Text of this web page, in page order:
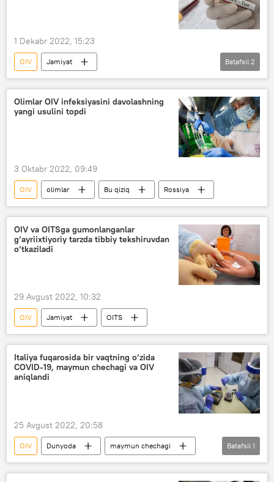
1 Dekabr 2022, 15:23
OIV
Jamiyat
Sog‘liqni saqlash vazirligi (SSV)
OITS
Batafsil 2
Olimlar OIV infeksiyasini davolashning
yangi usulini topdi
3 Oktabr 2022, 09:49
OIV olimlar Bu qiziq Rossiya
OIV va OITSga gumonlanganlar
g‘ayriixtiyoriy tarzda tibbiy tekshiruvdan
o‘tkaziladi
29 Avgust 2022, 10:32
OIV Jamiyat OITS
Italiya fuqarosida bir vaqtning o‘zida
COVID-19, maymun chechagi va OIV
aniqlandi
25 Avgust 2022, 20:58
OIV Dunyoda
maymun chechagi
COVID-19 umumjahon pandemiyasi
Batafsil 1